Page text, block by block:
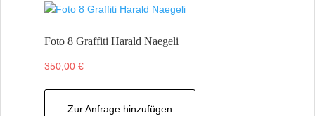
Foto 8 Graffiti Harald Naegeli
350,00€
Zur Anfrage hinzufügen